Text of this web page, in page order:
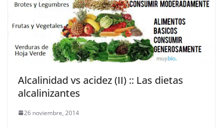
Alcalinidad vs acidez (II) :: Las dietas
alcalinizantes
26 noviembre, 2014